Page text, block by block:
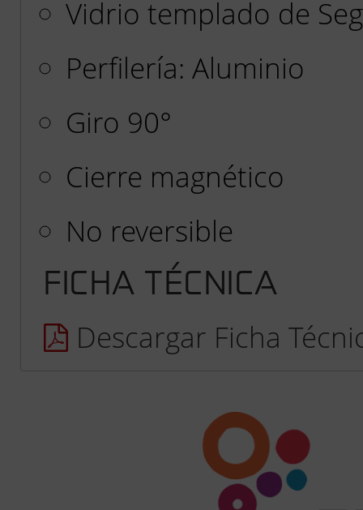
Vidrio templado de
Perfilería: Aluminio
Giro 90°
Cierre magnético
No reversible
FICHA TÉCNICA
Descargar Ficha